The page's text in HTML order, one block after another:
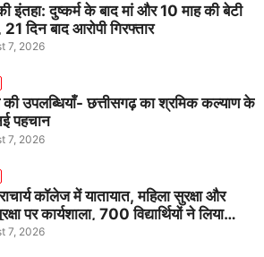
इंतहा: दुष्कर्म के बाद मां और 10 माह की बेटी
21 दिन बाद आरोपी गिरफ्तार
7, 2026
की उपलब्धियाँ- छत्तीसगढ़ का श्रमिक कल्याण के
पहचान
7, 2026
कॉलेज में यातायात, महिला सुरक्षा और
पर कार्यशाला, 700 विद्यार्थियों ने लिया
का संकल्प
7, 2026